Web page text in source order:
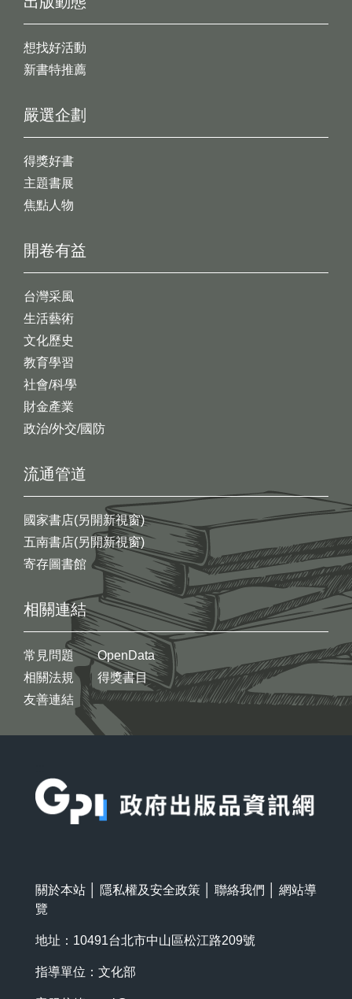
想找好活動
新書特推薦
開卷有益
台灣采風
生活藝術
文化歷史
教育學習
社會/科學
財金產業
政治/外交/國防
嚴選企劃
得獎好書
主題書展
焦點人物
流通管道
國家書店(另開新視窗)
五南書店(另開新視窗)
寄存圖書館
相關連結
常見問題
相關法規
友善連結
OpenData
得獎書目
關於本站 隱私權及安全政策 聯絡我們
網站導
覽
地址：10491台北市中山區松江路209號
指導單位：文化部